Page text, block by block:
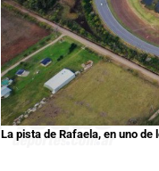
La pista de Rafaela, en uno